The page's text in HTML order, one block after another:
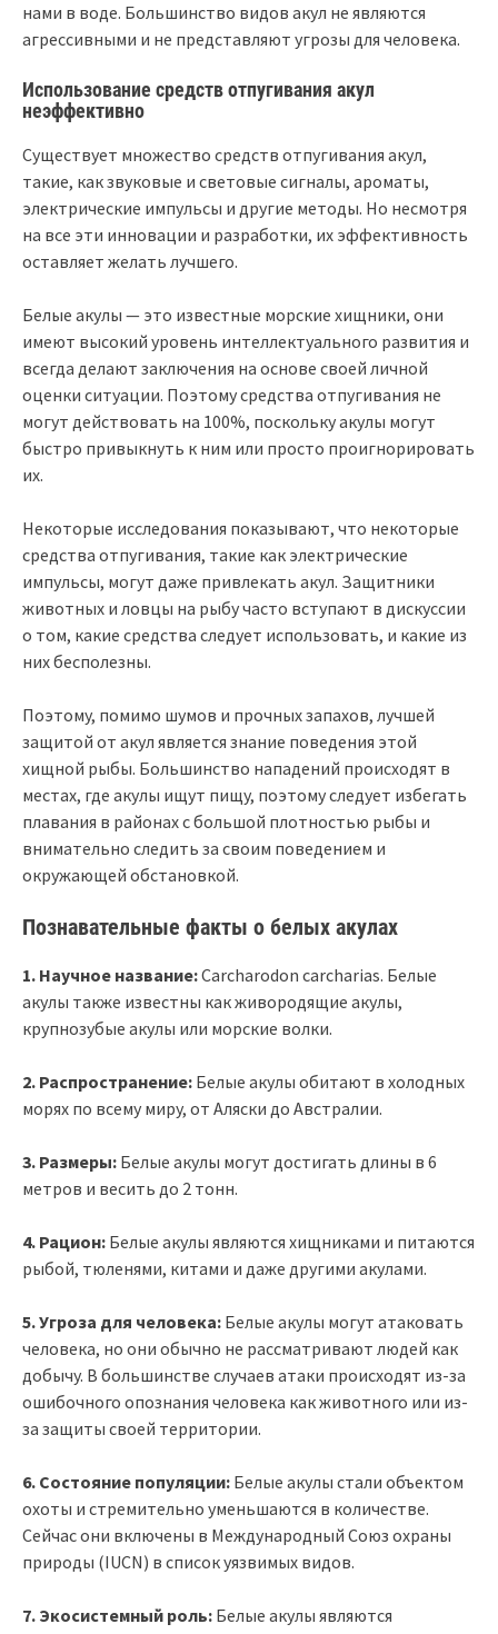
нами в воде. Большинство видов акул не являются
агрессивными и не представляют угрозы для человека.
Использование средств отпугивания акул
неэффективно
Существует множество средств отпугивания акул,
такие, как звуковые и световые сигналы, ароматы,
электрические импульсы и другие методы. Но несмотря
на все эти инновации и разработки, их эффективность
оставляет желать лучшего.
Белые акулы — это известные морские хищники, они
имеют высокий уровень интеллектуального развития и
всегда делают заключения на основе своей личной
оценки ситуации. Поэтому средства отпугивания не
могут действовать на 100%, поскольку акулы могут
быстро привыкнуть к ним или просто проигнорировать
их.
Некоторые исследования показывают, что некоторые
средства отпугивания, такие как электрические
импульсы, могут даже привлекать акул. Защитники
животных и ловцы на рыбу часто вступают в дискуссии
о том, какие средства следует использовать, и какие из
них бесполезны.
Поэтому, помимо шумов и прочных запахов, лучшей
защитой от акул является знание поведения этой
хищной рыбы. Большинство нападений происходят в
местах, где акулы ищут пищу, поэтому следует избегать
плавания в районах с большой плотностью рыбы и
внимательно следить за своим поведением и
окружающей обстановкой.
Познавательные факты о белых акулах
1. Научное название:Carcharodon carcharias. Белые
акулы также известны как живородящие акулы,
крупнозубые акулы или морские волки.
2. Распространение: Белые акулы обитают в холодных
морях по всему миру, от Аляски до Австралии.
3. Размеры: Белые акулы могут достигать длины в 6
метров и весить до 2 тонн.
4. Рацион: Белые акулы являются хищниками и питаются
рыбой, тюленями, китами и даже другими акулами.
5. Угроза для человека: Белые акулы могут атаковать
человека, но они обычно не рассматривают людей как
добычу. В большинстве случаев атаки происходят из-за
ошибочного опознания человека как животного или из-
за защиты своей территории.
6. Состояние популяции: Белые акулы стали объектом
охоты и стремительно уменьшаются в количестве.
Сейчас они включены в Международный Союз охраны
природы (IUCN) в список уязвимых видов.
7. Экосистемный роль: Белые акулы являются